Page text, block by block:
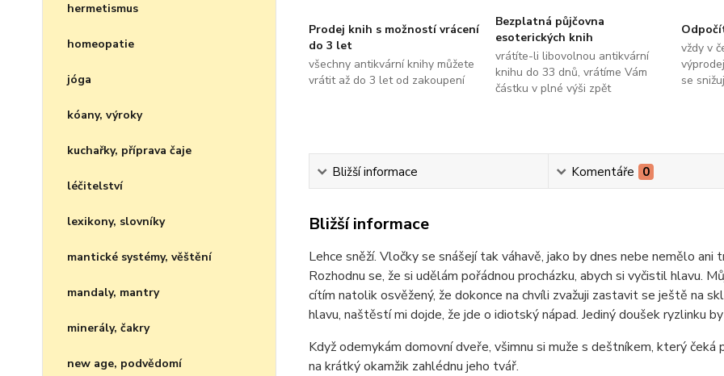
hermetismus
homeopatie
jóga
kóany, výroky
kuchařky, příprava čaje
léčitelství
lexikony, slovníky
mantické systémy, věštění
mandaly, mantry
minerály, čakry
new age, podvědomí
Prodej knih s možností vrácení
do 3 let
všechny antikvární knihy můžete
vrátit až do 3 let od zakoupení
Bezplatná půjčovna
esoterických knih
vrátíte-li libovolnou antikvární
knihu do 33 dnů, vrátíme Vám
částku v plné výši zpět
vždy v
se
Bližší informace Komentáře 0
Bližší informace
Lehce sněží. Vločky se snášejí tak váhavě, jako by dnes nebe nemělo ani
Rozhodnu se, že si udělám pořádnou procházku, abych si vyčistil hlavu.
cítím natolik osvěžený, že dokonce na chvíli zvažuji zastavit se ještě na
hlavu, naštěstí mi dojde, že jde o idiotský nápad. Jediný doušek ryzlinku
Když odemykám domovní dveře, všimnu si muže s deštníkem, který
na krátký okamžik zahlédnu jeho tvář.